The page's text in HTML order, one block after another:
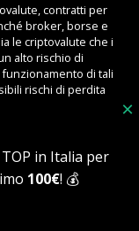
×
TOP in Italia per
100€! 💰
contratti per
broker, borse e
le criptovalute che i
alto rischio di
di tali
rischi di perdita
- Sede legale: Via
P.IVA 03393810795 -